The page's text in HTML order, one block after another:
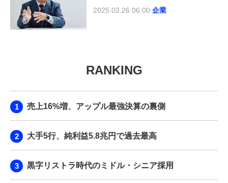
2025.02.26 06:00 企業
RANKING
売上16%増、アップル最強決算の裏側
大手5行、純利益5.8兆円で過去最高
黒字リストラ時代のミドル・シニア採用